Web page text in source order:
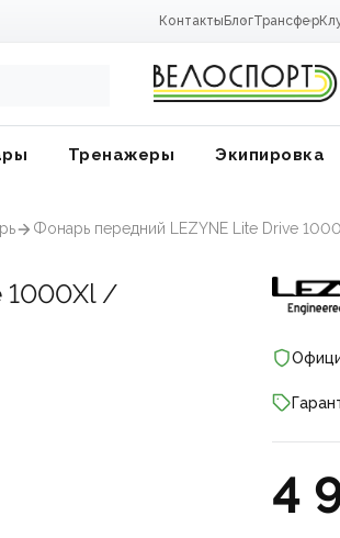
Контакты БлогТрансфер
Тренажеры Экипировка
Фонарь передний LEZYNE Lite Drive
1000Xl /
4